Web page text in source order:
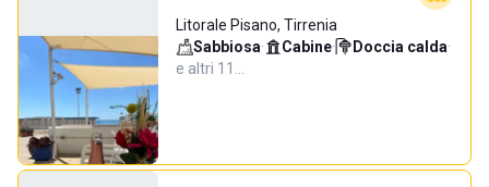
Litorale Pisano, Tirrenia
Sabbiosa· Cabine· Doccia calda·
e altri 11…